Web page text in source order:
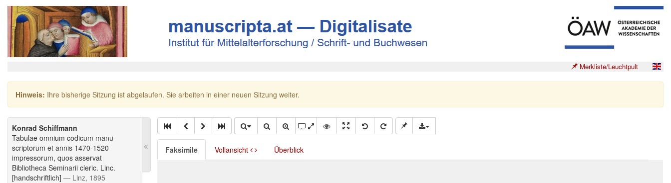
Merkliste/Leuchtpult
Hinweis: Ihre bisherige Sitzung ist abgelaufen. Sie arbeiten in einer neuen Sitzung weiter.
Konrad Schiffmann
Tabulae omnium codicum manu
scriptorum et annis 1470-1520
impressorum, quos asservat
Bibliotheca Seminarii cleric. Linc.
[handschriftlich] — Linz, 1895
Faksimile Vollansicht Überblick